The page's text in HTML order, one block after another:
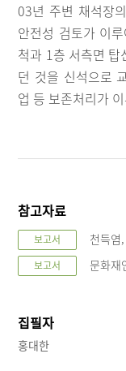
03년 주변 채석장
안전성 검토가 이
척과 1층 서측면 탑
던 것을 신석으로
업 등 보존처리가
참고자료
보고서 천득염
보고서 문화재
집필자
홍대한